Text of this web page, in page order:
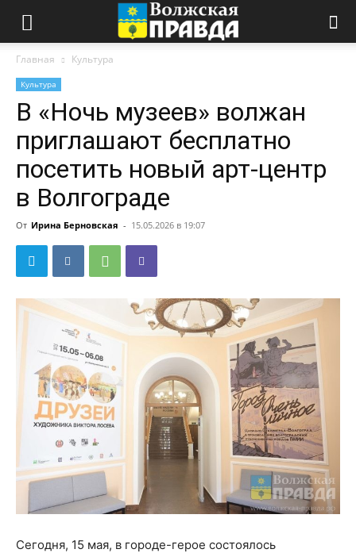
Главная Культура
Культура
В «Ночь музеев» волжан
приглашают бесплатно
посетить новый арт-центр
в Волгограде
От Ирина Берновская - 15.05.2026 в 19:07
Сегодня, 15 мая, в городе-герое состоялось